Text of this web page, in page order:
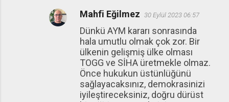
Mahfi Eğilmez 30 Eylül 2023 06:57
Dünkü AYM kararı sonrasında
hala umutlu olmak çok zor. Bir
ülkenin gelişmiş ülke olması
TOGG ve SİHA üretmekle olmaz.
Önce hukukun üstünlüğünü
sağlayacaksınız, demokrasinizi
iyileştireceksiniz, doğru dürüst